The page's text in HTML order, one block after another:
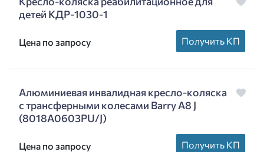
детей КДР-1030-1
Цена по запросу Получить КП
Алюминиевая инвалидная кресло-коляска
c трансферными колесами Barry A8 J
(8018A0603PU/J)
Цена по запросу Получить КП